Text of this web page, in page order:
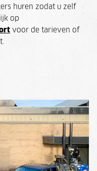
huren zodat u zelf
op
voor de tarieven of